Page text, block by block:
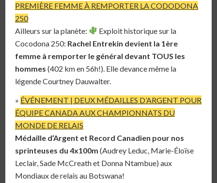
PREMIÈRE FEMME À REMPORTER LA CODODONA
250
Ailleurs sur la planète:
Exploit historique sur la
Cocodona 250: Rachel Entrekin devient la 1ère
femme à remporter le général devant TOUS les
hommes (402 km en 56h!). Elle devance même la
légende Courtney Dauwalter.
» ÉVÉNEMENT | DEUX MÉDAILLES D’ARGENT POUR
ÉQUIPE CANADA AUX CHAMPIONNATS DU
MONDE DE RELAIS
Médaille d’Argent et Record Canadien pour nos
sprinteuses du 4x100m (Audrey Leduc, Marie-Éloïse
Leclair, Sade McCreath et Donna Ntambue) aux
Mondiaux de relais au Botswana!